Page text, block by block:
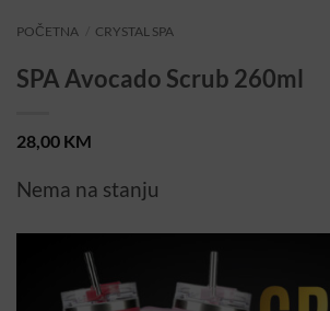
POČETNA CRYSTAL SPA
SPA Avocado Scrub 260ml
28,00 KM
Nema na stanju